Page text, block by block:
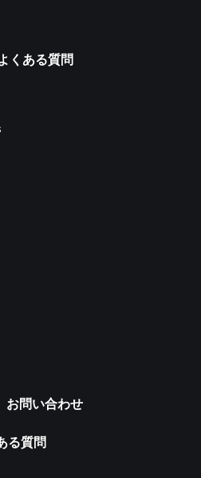
くある質問
お問い合わせ
る質問